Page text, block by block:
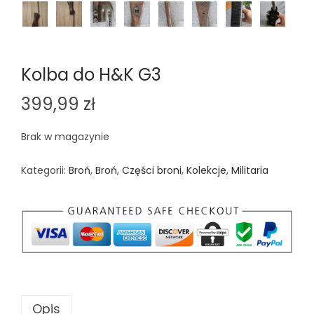
Kolba do H&K G3
399,99 zł
Brak w magazynie
Kategorii: Broń, Broń, Części broni, Kolekcje, Militaria
Opis